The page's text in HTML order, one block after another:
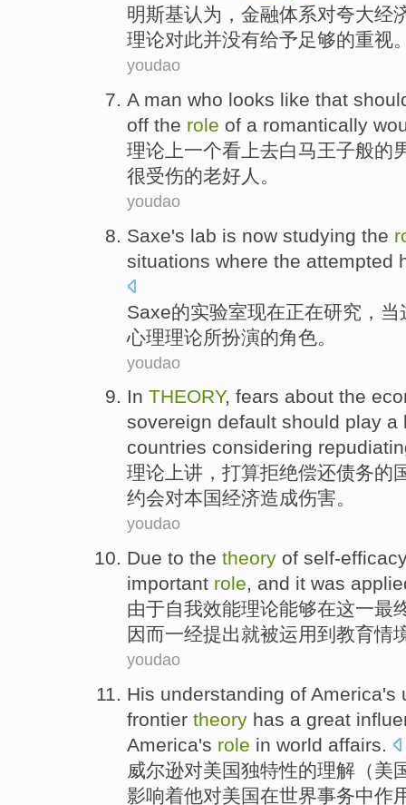
明斯基认为 ， 金融体系对夸大经
理论对此并没有给予足够的重视
youdao
A man who looks like that
off the role of a romantically
理论上一个看上去白马王子般的
很受伤的老好人 。
youdao
Saxe's lab is now studying the
situations where the attempted
Saxe的实验室现在正在研究 ， 当
心理理论所扮演的角色 。
youdao
In THEORY, fears about the
sovereign default should play a
countries considering
理论上讲，打算拒绝偿还债务的
约会对本国经济造成伤害。
youdao
Due to the theory of self-
important role, and it was
由于自我效能理论能够在这一最
因而一经提出就被运用到 教育情
youdao
His understanding of America's
frontier theory has a great
America's role in world affairs.
威尔逊对美国独特性的理解（美
影响着他对美国在世界事务中作